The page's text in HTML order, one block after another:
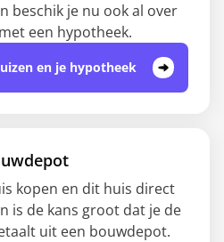
beschik je nu ook al over
een hypotheek.
en je hypotheek
kopen en dit huis direct
is de kans groot dat je de
uit een bouwdepot.